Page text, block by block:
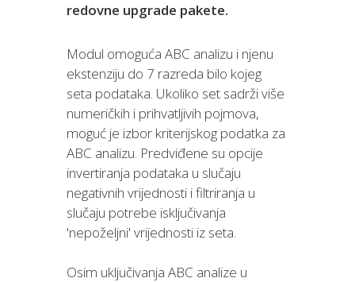
redovne upgrade pakete.
Modul omoguća ABC analizu i njenu
ekstenziju do 7 razreda bilo kojeg
seta podataka. Ukoliko set sadrži više
numeričkih i prihvatljivih pojmova,
moguć je izbor kriterijskog podatka za
ABC analizu. Predviđene su opcije
invertiranja podataka u slučaju
negativnih vrijednosti i filtriranja u
slučaju potrebe isključivanja
'nepoželjni' vrijednosti iz seta.
Osim uključivanja ABC analize u